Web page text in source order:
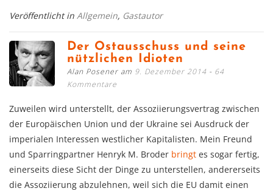
Veröffentlicht in Allgemein, Gastautor
Der Ostausschuss und seine
nützlichen Idioten
Alan Posener am 9. Dezember 2014
64
Kommentare
Zuweilen wird unterstellt, der Assoziierungsvertrag zwischen
der Europäischen Union und der Ukraine sei Ausdruck der
imperialen Interessen westlicher Kapitalisten. Mein Freund
und Sparringpartner Henryk M. Broder bringt es sogar fertig,
einerseits diese Sicht der Dinge zu unterstellen, andererseits
die Assoziierung abzulehnen, weil sich die EU damit einen